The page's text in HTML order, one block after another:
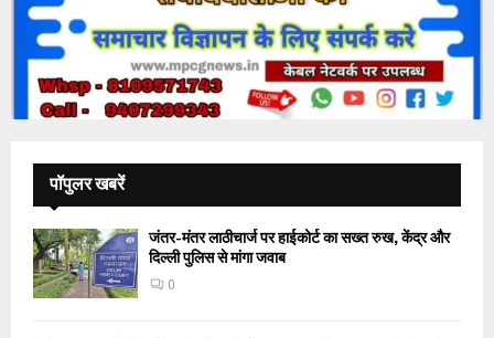
पॉपुलर खबरें
जंतर-मंतर लाठीचार्ज पर हाईकोर्ट का सख्त रुख, केंद्र और
दिल्ली पुलिस से मांगा जवाब
0